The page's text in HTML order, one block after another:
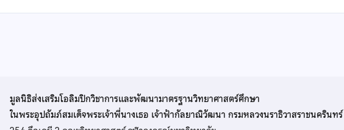
มูลนิธิส่งเสริมโอลิมปิกวิชาการและพัฒนามาตรฐานวิทยาศาสตร์ศึกษา
ในพระอุปถัมภ์สมเด็จพระเจ้าพี่นางเธอ เจ้าฟ้ากัลยาณิวัฒนา กรมหลวงนราธิวาสราชนครินทร์